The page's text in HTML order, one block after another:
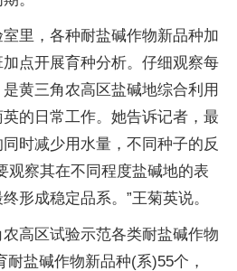
里，各种耐盐碱作物新品种加
点开展育种分析。仔细观察每
黄三角农高区盐碱地综合利用
的日常工作。她告诉记者，最
时减少用水量，不同种子的反
观察其在不同程度盐碱地的表
形成稳定品系。”王菊英说。
高区试验示范各类耐盐碱作物
盐碱作物新品种(系)55个，